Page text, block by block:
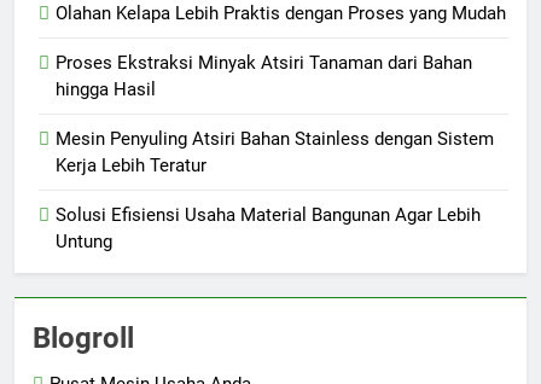
Olahan Kelapa Lebih Praktis dengan Proses yang Mudah
Proses Ekstraksi Minyak Atsiri Tanaman dari Bahan
hingga Hasil
Mesin Penyuling Atsiri Bahan Stainless dengan Sistem
Kerja Lebih Teratur
Solusi Efisiensi Usaha Material Bangunan Agar Lebih
Untung
Blogroll